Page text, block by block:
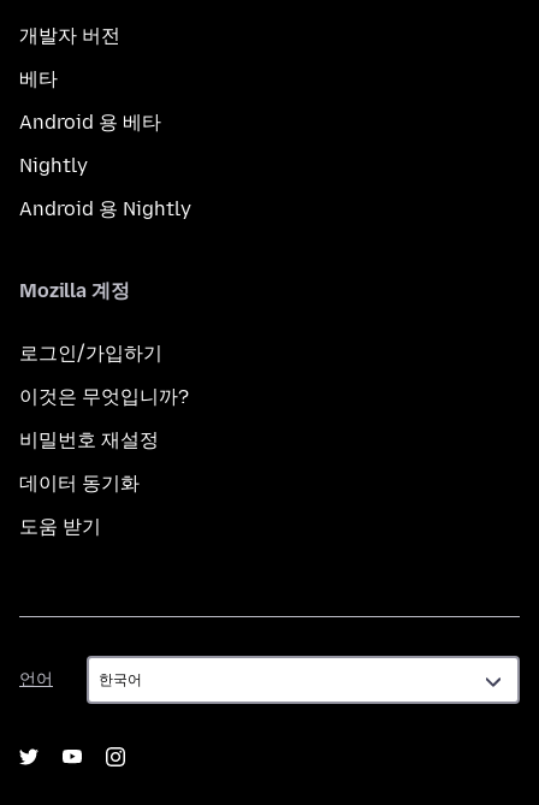
개발자 버전
베타
Android 용 베타
Nightly
Android 용 Nightly
Mozilla 계정
로그인/가입하기
이것은 무엇입니까?
비밀번호 재설정
데이터 동기화
도움 받기
언어
언
어